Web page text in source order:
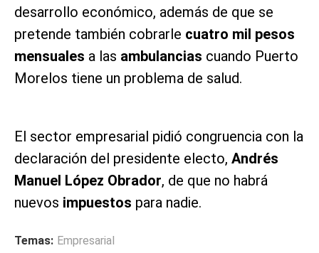
desarrollo económico, además de que se
pretende también cobrarle cuatro mil pesos
mensuales a las ambulancias cuando Puerto
Morelos tiene un problema de salud.
El sector empresarial pidió congruencia con la
declaración del presidente electo, Andrés
Manuel López Obrador, de que no habrá
nuevos impuestos para nadie.
Temas: Empresarial